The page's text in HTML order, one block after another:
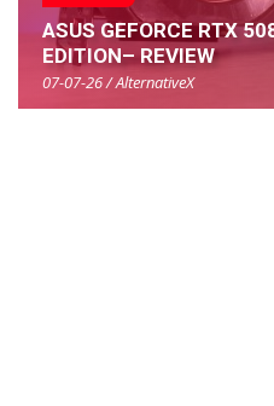
ASUS GEFORCE RTX
EDITION– REVIEW
07-07-26 / AlternativeX